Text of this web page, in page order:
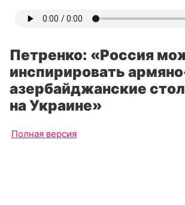
Петренко: «Россия
инспирировать
азербайджанские
на Украине»
Полная версия